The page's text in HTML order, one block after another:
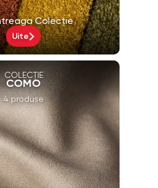
Colecție
Uite
COLECȚIE
COMO
4 produse